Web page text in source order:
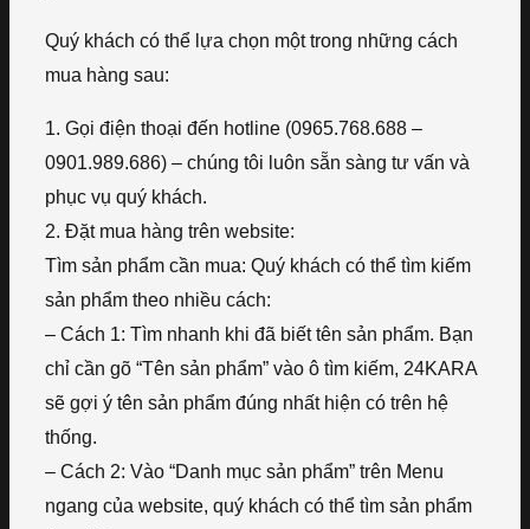
Quý khách có thể lựa chọn một trong những cách
mua hàng sau:
1. Gọi điện thoại đến hotline (0965.768.688 –
0901.989.686) – chúng tôi luôn sẵn sàng tư vấn và
phục vụ quý khách.
2. Đặt mua hàng trên website:
Tìm sản phẩm cần mua: Quý khách có thể tìm kiếm
sản phẩm theo nhiều cách:
– Cách 1: Tìm nhanh khi đã biết tên sản phẩm. Bạn
chỉ cần gõ “Tên sản phẩm” vào ô tìm kiếm, 24KARA
sẽ gợi ý tên sản phẩm đúng nhất hiện có trên hệ
thống.
– Cách 2: Vào “Danh mục sản phẩm” trên Menu
ngang của website, quý khách có thể tìm sản phẩm